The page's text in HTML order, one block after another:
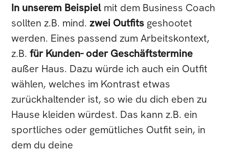
In unserem Beispiel mit dem Business Coach
sollten z.B. mind.zwei Outfits geshootet
werden. Eines passend zum Arbeitskontext,
z.B.für Kunden- oder Geschäftstermine
außer Haus. Dazu würde ich auch ein Outfit
wählen, welches im Kontrast etwas
zurückhaltender ist, so wie du dich eben zu
Hause kleiden würdest. Das kann z.B. ein
sportliches oder gemütliches Outfit sein, in
dem du deine